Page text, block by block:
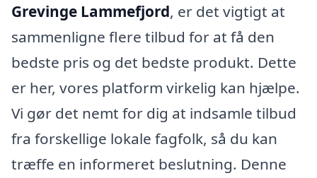
Grevinge Lammefjord, er det vigtigt at
sammenligne flere tilbud for at få den
bedste pris og det bedste produkt. Dette
er her, vores platform virkelig kan hjælpe.
Vi gør det nemt for dig at indsamle tilbud
fra forskellige lokale fagfolk, så du kan
træffe en informeret beslutning. Denne